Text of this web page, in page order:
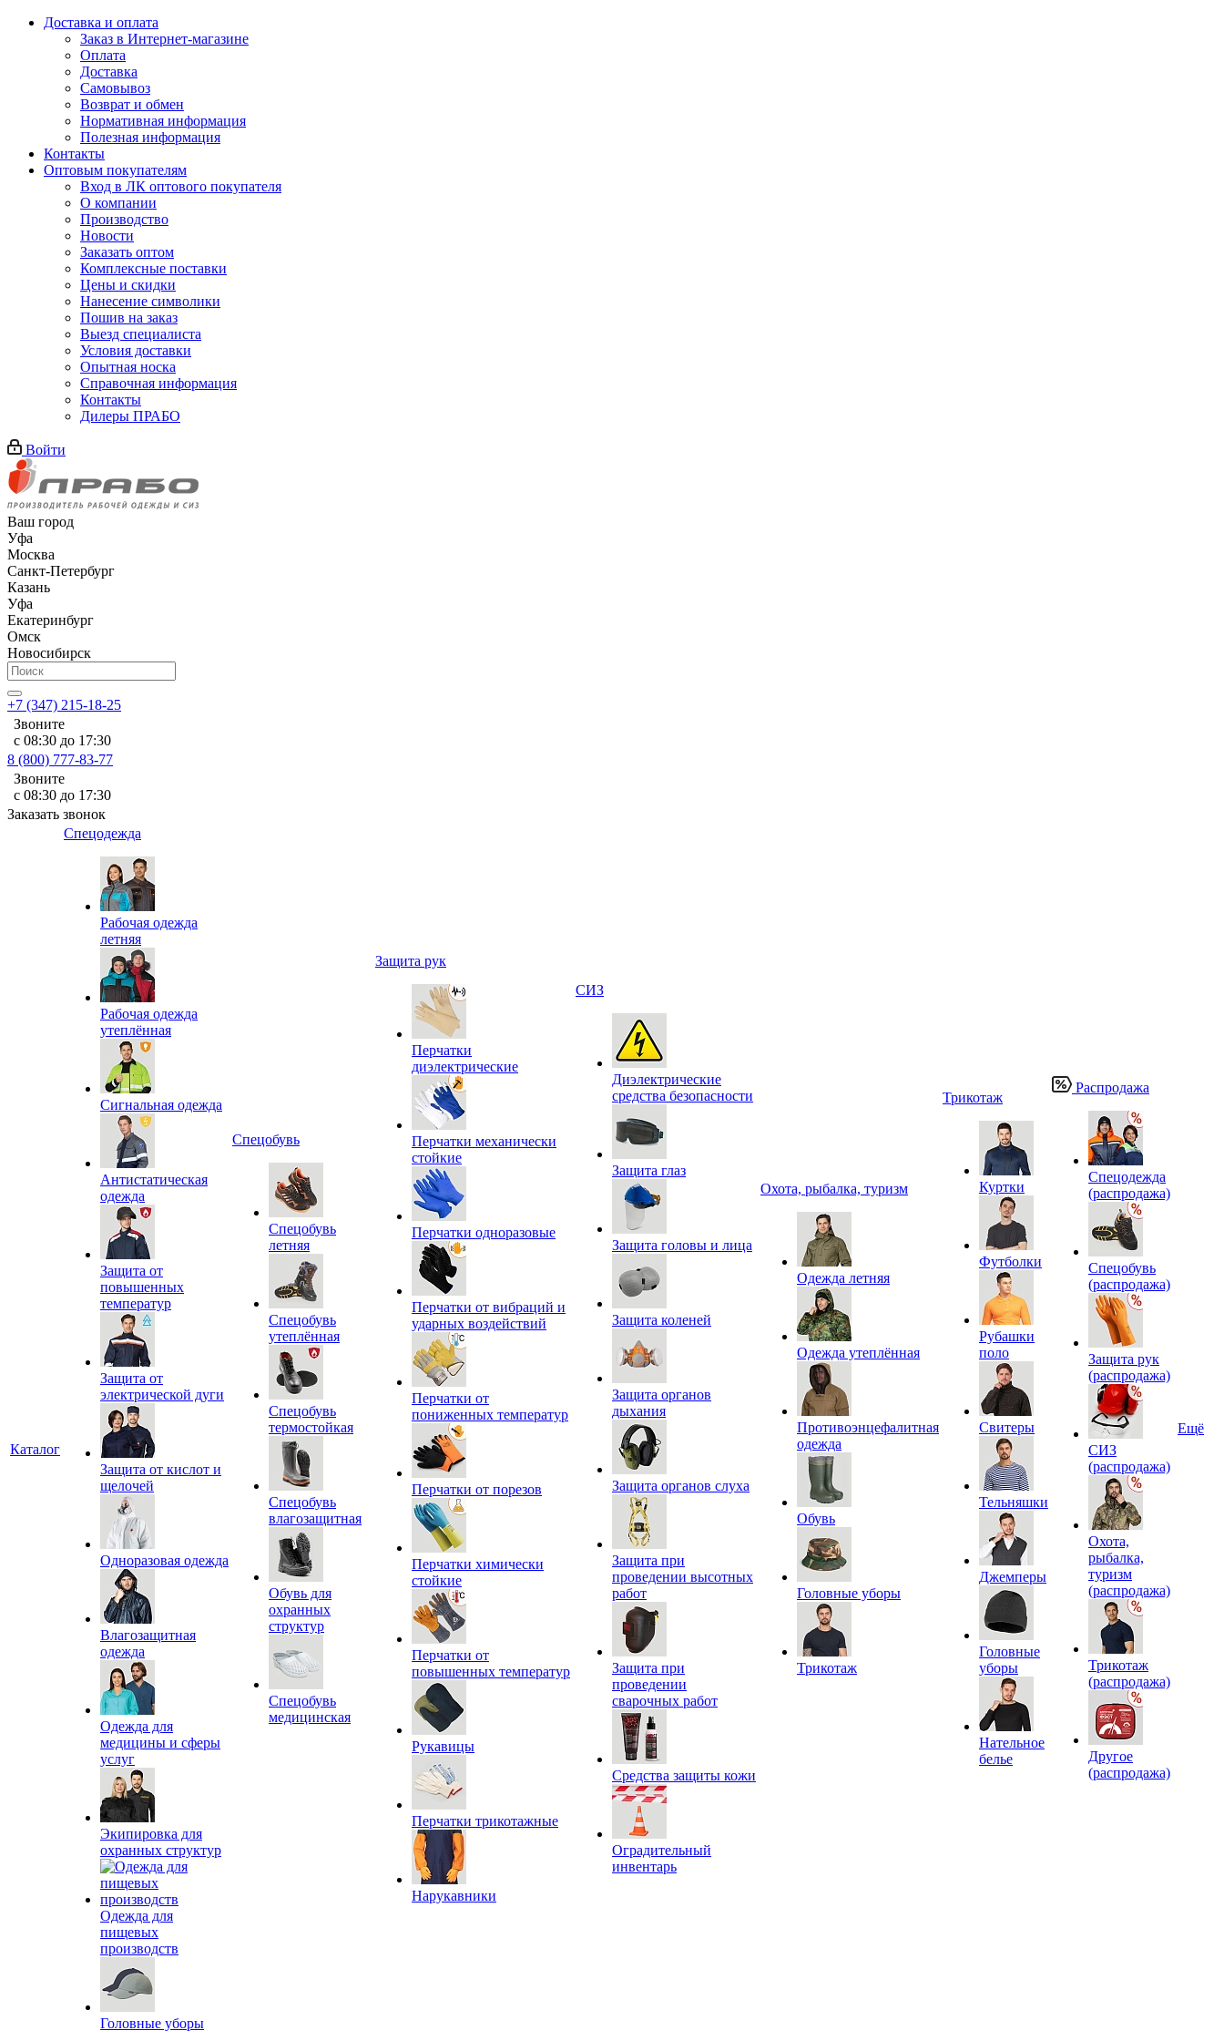
Доставка и оплата
Заказ в Интернет-магазине
Оплата
Доставка
Самовывоз
Возврат и обмен
Нормативная информация
Полезная информация
Контакты
Оптовым покупателям
Вход в ЛК оптового покупателя
О компании
Производство
Новости
Заказать оптом
Комплексные поставки
Цены и скидки
Нанесение символики
Пошив на заказ
Выезд специалиста
Условия доставки
Опытная носка
Справочная информация
Контакты
Дилеры ПРАБО
Войти
Ваш город
Уфа
Москва
Санкт-Петербург
Казань
Уфа
Екатеринбург
Омск
Новосибирск
+7 (347) 215-18-25
Звоните
с 08:30 до 17:30
8 (800) 777-83-77
Звоните
с 08:30 до 17:30
Заказать звонок
Каталог
Спецодежда
Рабочая одежда
летняя
Рабочая одежда
утеплённая
Сигнальная одежда
Антистатическая
одежда
Защита от
повышенных
температур
Защита от
электрической дуги
Защита от кислот и
щелочей
Одноразовая одежда
Влагозащитная
одежда
Одежда для
медицины и сферы
услуг
Экипировка для
охранных структур
Одежда для
пищевых
производств
Головные уборы
Спецобувь
Спецобувь
летняя
Спецобувь
утеплённая
Спецобувь
термостойкая
Спецобувь
влагозащитная
Обувь для
охранных
структур
Спецобувь
медицинская
Защита рук
Перчатки
диэлектрические
Перчатки механически
стойкие
Перчатки одноразовые
Перчатки от вибраций и
ударных воздействий
Перчатки от
пониженных температур
Перчатки от порезов
Перчатки химически
стойкие
Перчатки от
повышенных температур
Рукавицы
Перчатки трикотажные
Нарукавники
СИЗ
Диэлектрические
средства безопасности
Защита глаз
Защита головы и лица
Защита коленей
Защита органов
дыхания
Защита органов слуха
Защита при
проведении высотных
работ
Защита при
проведении
сварочных работ
Средства защиты кожи
Оградительный
инвентарь
Охота, рыбалка, туризм
Одежда летняя
Одежда утеплённая
Противоэнцефалитная
одежда
Обувь
Головные уборы
Трикотаж
Трикотаж
Куртки
Футболки
Рубашки
поло
Свитеры
Тельняшки
Джемперы
Головные
уборы
Нательное
белье
Распродажа
Спецодежда
(распродажа)
Спецобувь
(распродажа)
Защита рук
(распродажа)
СИЗ
(распродажа)
Охота,
рыбалка,
туризм
(распродажа)
Трикотаж
(распродажа)
Другое
(распродажа)
Ещё